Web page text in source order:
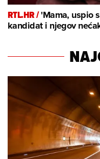
RTL.HR /'Mama, uspio
kandidat i njegov